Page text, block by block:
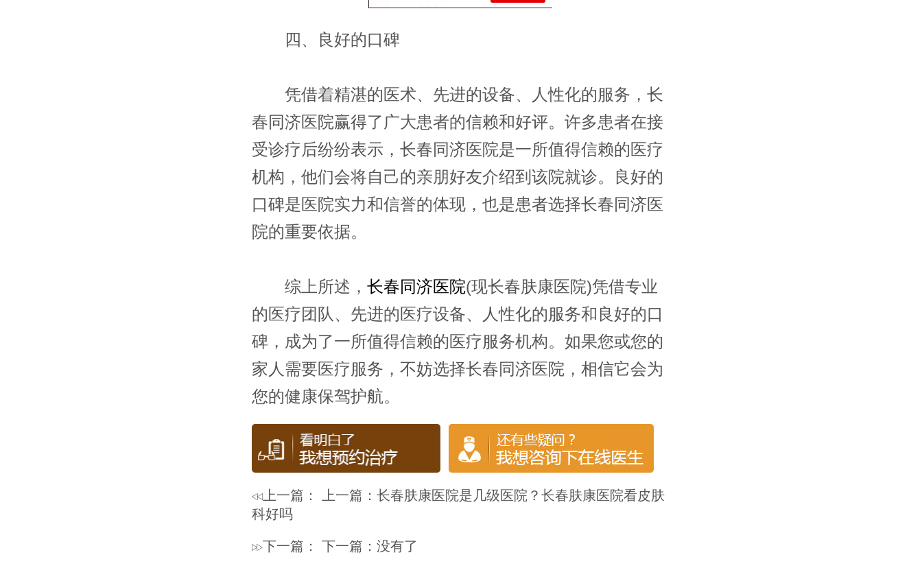
四、良好的口碑
凭借着精湛的医术、先进的设备、人性化的服务，长
春同济医院赢得了广大患者的信赖和好评。许多患者在接
受诊疗后纷纷表示，长春同济医院是一所值得信赖的医疗
机构，他们会将自己的亲朋好友介绍到该院就诊。良好的
口碑是医院实力和信誉的体现，也是患者选择长春同济医
院的重要依据。
综上所述， 长春同济医院(现长春肤康医院)凭借专业
的医疗团队、先进的医疗设备、人性化的服务和良好的口
碑，成为了一所值得信赖的医疗服务机构。如果您或您的
家人需要医疗服务，不妨选择长春同济医院，相信它会为
您的健康保驾护航。
上一篇： 上一篇： 长春肤康医院是几级医院？长春肤康医院看皮肤
科好吗
下一篇： 下一篇：没有了